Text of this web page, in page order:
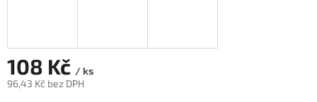
108 Kč / ks
96,43 Kč bez DPH